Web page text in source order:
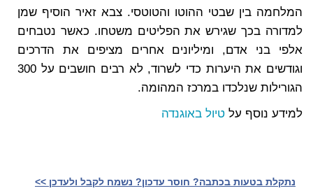
המלחמה בין שבטי ההוטו והטוטסי. צבא זאיר הוסיף שמן
למדורה בכך שגירש את הפליטים משטחו. כאשר נטבחים
אלפי בני אדם, ומיליונים אחרים מציפים את הדרכים
וגודשים את היערות כדי לשרוד, לא רבים חושבים על 300
הגורילות שנלכדו במרכז המהומה.
למידע נוסף על טיול באוגנדה
נתקלת בטעות בכתבה? חוסר עדכון? נשמח לקבל ולעדכן >>‎